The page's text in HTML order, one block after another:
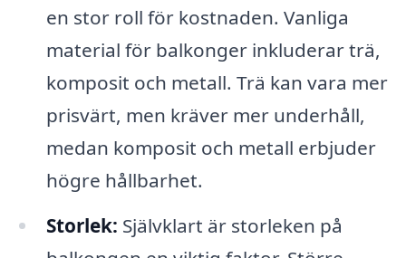
en stor roll för kostnaden. Vanliga
material för balkonger inkluderar trä,
komposit och metall. Trä kan vara mer
prisvärt, men kräver mer underhåll,
medan komposit och metall erbjuder
högre hållbarhet.
Storlek: Självklart är storleken på